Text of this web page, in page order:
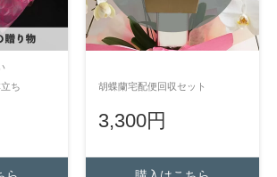
ち
胡蝶蘭宅配便回収セット
3,300円